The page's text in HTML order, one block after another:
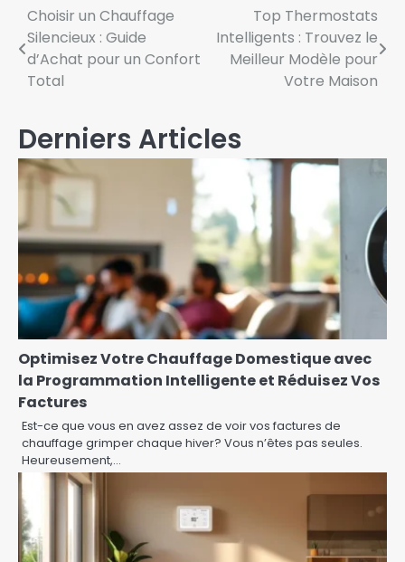
Navigation
de
l’article
Choisir un Chauffage
Silencieux : Guide
d’Achat pour un Confort
Total
Top Thermostats
Intelligents : Trouvez le
Meilleur Modèle pour
Votre Maison
Derniers Articles
Optimisez Votre Chauffage Domestique avec
la Programmation Intelligente et Réduisez Vos
Factures
Est-ce que vous en avez assez de voir vos factures de
chauffage grimper chaque hiver? Vous n’êtes pas seules.
Heureusement,…